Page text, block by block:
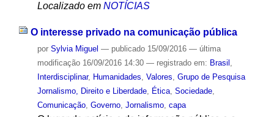
Localizado em NOTÍCIAS
O interesse privado na comunicação pública
por Sylvia Miguel — publicado15/09/2016 — última
modificação16/09/2016 14:30 — registrado em: Brasil ,
Interdisciplinar, Humanidades, Valores, Grupo de Pesquisa
Jornalismo, Direito e Liberdade, Ética, Sociedade,
Comunicação, Governo, Jornalismo, capa